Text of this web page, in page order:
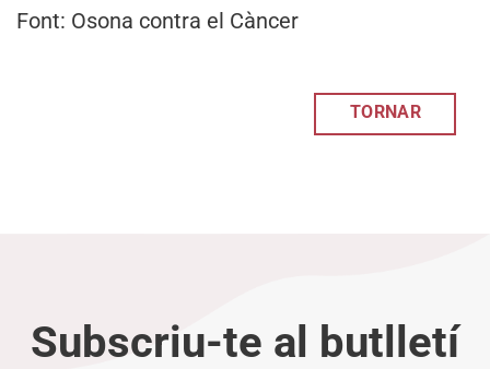
Font: Osona contra el Càncer
TORNAR
Subscriu-te al butlletí